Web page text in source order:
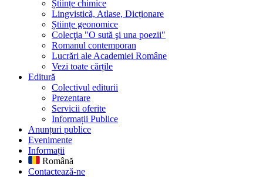
Științe chimice
Lingvistică, Atlase, Dicționare
Științe geonomice
Colecţia "O sută şi una poezii"
Romanul contemporan
Lucrări ale Academiei Române
Vezi toate cărțile
Editură
Colectivul editurii
Prezentare
Servicii oferite
Informații Publice
Anunțuri publice
Evenimente
Informații
Română
Contactează-ne